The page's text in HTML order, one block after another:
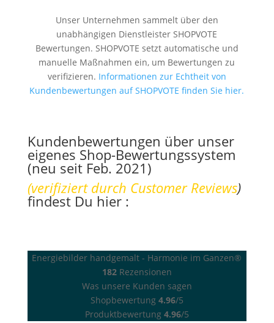
Unser Unternehmen sammelt über den
unabhängigen Dienstleister SHOPVOTE
Bewertungen. SHOPVOTE setzt automatische und
manuelle Maßnahmen ein, um Bewertungen zu
verifizieren. Informationen zur Echtheit von
Kundenbewertungen auf SHOPVOTE finden Sie hier.
Kundenbewertungen über unser
eigenes Shop-Bewertungssystem
(neu seit Feb. 2021)
(verifiziert durch Customer Reviews)
findest Du hier :
Energiebilder handgemalt - Harmonie im Ganzen®
182Rezensionen
Was unsere Kunden sagen
Shopbewertung 4.96/5
Produktbewertung 4.96/5